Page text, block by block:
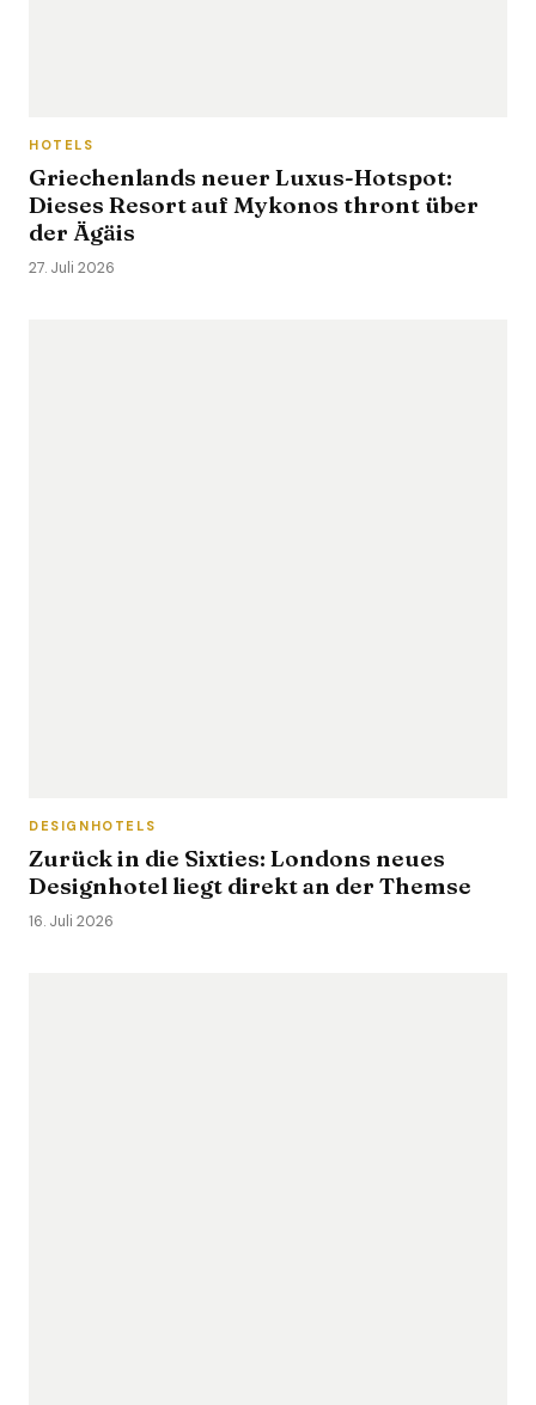
HOTELS
Griechenlands neuer Luxus-Hotspot:
Dieses Resort auf Mykonos thront über
der Ägäis
27. Juli 2026
DESIGNHOTELS
Zurück in die Sixties: Londons neues
Designhotel liegt direkt an der Themse
16. Juli 2026